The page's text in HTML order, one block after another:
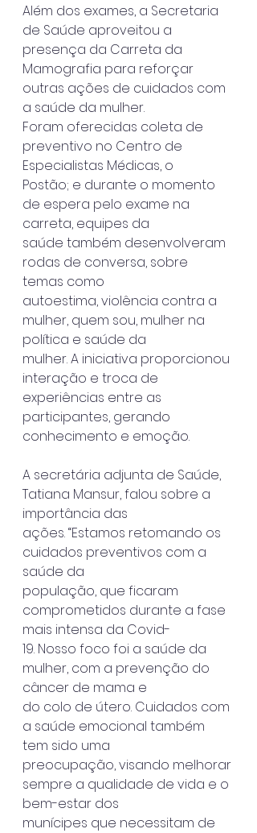
Além dos exames, a Secretaria
de Saúde aproveitou a
presença da Carreta da
Mamografia para reforçar
outras ações de cuidados com
a saúde da mulher.
Foram oferecidas coleta de
preventivo no Centro de
Especialistas Médicas, o
Postão; e durante o momento
de espera pelo exame na
carreta, equipes da
saúde também desenvolveram
rodas de conversa, sobre
temas como
autoestima, violência contra a
mulher, quem sou, mulher na
política e saúde da
mulher. A iniciativa proporcionou
interação e troca de
experiências entre as
participantes, gerando
conhecimento e emoção.
A secretária adjunta de Saúde,
Tatiana Mansur, falou sobre a
importância das
ações. “Estamos retomando os
cuidados preventivos com a
saúde da
população, que ficaram
comprometidos durante a fase
mais intensa da Covid-
19. Nosso foco foi a saúde da
mulher, com a prevenção do
câncer de mama e
do colo de útero. Cuidados com
a saúde emocional também
tem sido uma
preocupação, visando melhorar
sempre a qualidade de vida e o
bem-estar dos
munícipes que necessitam de